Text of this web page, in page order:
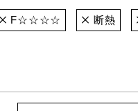
F☆☆☆☆ 断熱